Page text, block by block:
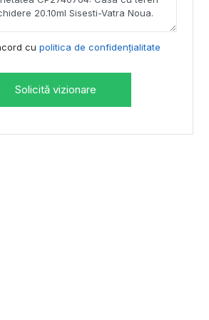
cu politica de confidențialitate
Solicită vizionare